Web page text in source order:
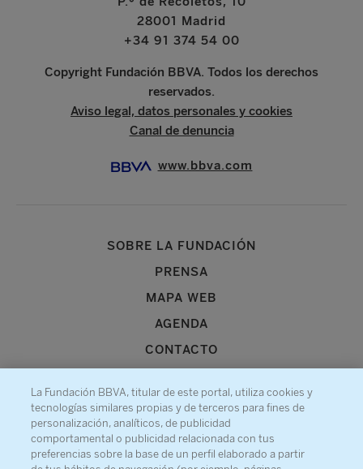
28001 Madrid
+34 91 374 54 00
Copyright Fundación BBVA. Todos los derechos
reservados.
Aviso legal, datos personales y cookies
Canal de denuncia
www.bbva.com
SOBRE LA FUNDACIÓN
PRENSA
MAPA WEB
AGENDA
CONTACTO
Recibe información sobre nuestra actividad
La Fundación BBVA, titular de este portal, utiliza cookies y
tecnologías similares propias y de terceros para fines de
personalización, analíticos, de publicidad
comportamental o publicidad relacionada con tus
preferencias sobre la base de un perfil elaborado a partir